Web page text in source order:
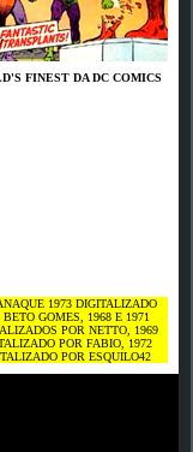
FINEST DA DC COMICS
1973 DIGITALIZADO
BETO GOMES, 1968 E 1971
POR NETTO, 1969
POR FABIO, 1972
POR ESQUILO42